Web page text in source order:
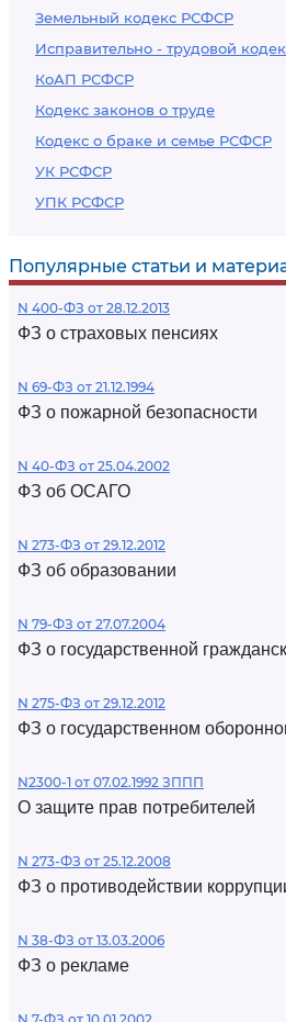
Земельный кодекс РСФСР
Исправительно - трудовой
КоАП РСФСР
Кодекс законов о труде
Кодекс о браке и семье РСФСР
УК РСФСР
УПК РСФСР
Популярные статьи и
N 400-ФЗ от 28.12.2013
ФЗ о страховых пенсиях
N 69-ФЗ от 21.12.1994
ФЗ о пожарной безопасности
N 40-ФЗ от 25.04.2002
ФЗ об ОСАГО
N 273-ФЗ от 29.12.2012
ФЗ об образовании
N 79-ФЗ от 27.07.2004
ФЗ о государственной
N 275-ФЗ от 29.12.2012
ФЗ о государственном
N2300-1 от 07.02.1992 ЗППП
О защите прав потребителей
N 273-ФЗ от 25.12.2008
ФЗ о противодействии
N 38-ФЗ от 13.03.2006
ФЗ о рекламе